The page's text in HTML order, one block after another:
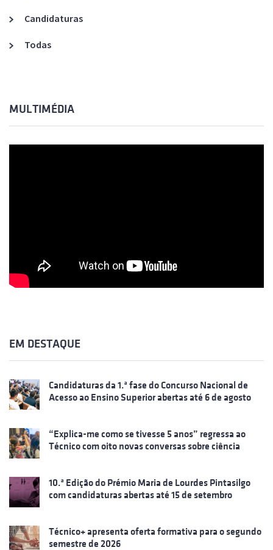
Candidaturas
Todas
MULTIMÉDIA
EM DESTAQUE
Candidaturas da 1.ª fase do Concurso Nacional de
Acesso ao Ensino Superior abertas até 6 de agosto
“Explica-me como se tivesse 5 anos” regressa ao
Técnico com oito novas conversas sobre ciência
10.ª Edição do Prémio Maria de Lourdes Pintasilgo
com candidaturas abertas até 15 de setembro
Técnico+ apresenta oferta formativa para o segundo
semestre de 2026